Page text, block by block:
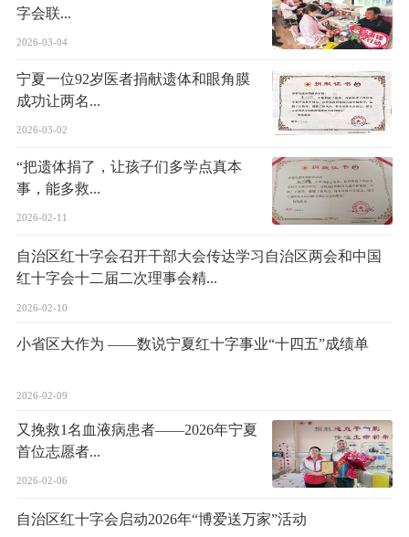
字会联...
2026-03-04
宁夏一位92岁医者捐献遗体和眼角膜
成功让两名...
2026-03-02
“把遗体捐了，让孩子们多学点真本
事，能多救...
2026-02-11
自治区红十字会召开干部大会传达学习自治区两会和中国
红十字会十二届二次理事会精...
2026-02-10
小省区大作为 ——数说宁夏红十字事业“十四五”成绩单
2026-02-09
又挽救1名血液病患者——2026年宁夏
首位志愿者...
2026-02-06
自治区红十字会启动2026年“博爱送万家”活动